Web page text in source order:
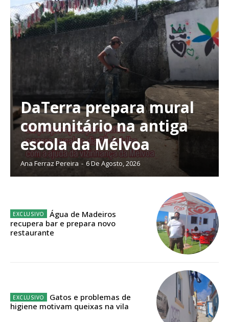
Faça-se assinante do Região de Cister e ajude-nos a manter este serviço
público!
Sendo assinante terá acesso a todos os conteúdos exclusivos e versões
digitais.
Escolha o plano de assinatura desejado:
ASSINATURA
IMPRESSA
32€
Edição em papel entregue à Quinta-feira em sua
casa
DaTerra prepara mural
comunitário na antiga
escola da Mélvoa
Ana Ferraz Pereira - 6 De Agosto, 2026
Água de Madeiros
recupera bar e prepara novo
restaurante
Gatos e problemas de
higiene motivam queixas na vila